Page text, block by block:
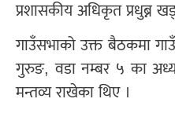
प्रशासकीय अधिकृत प्रधुब्न
गाउँसभाको उक्त बैठकमा
गुरुङ, वडा नम्बर ५ का
मन्तव्य राखेका थिए ।